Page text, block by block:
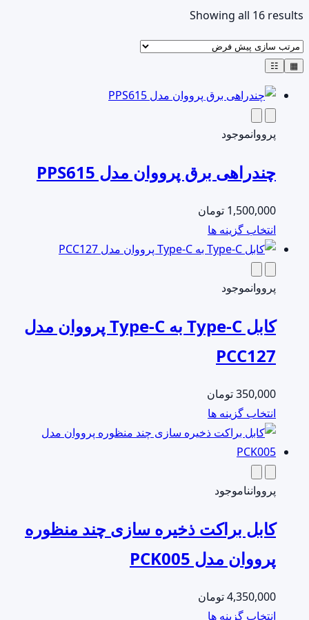
Showing all 16 results
▦
☷
پرووانموجود
چندراهی برق پرووان مدل PPS615
1,500,000 تومان
انتخاب گزینه ها
محصول
می
ممکن
است
در
پرووانموجود
کابل Type-C به Type-C پرووان مدل
PCC127
350,000تومان
انتخاب گزینه ها
محصول
باشد.
گزینه
ها
است
پرووانناموجود
کابل براکت ذخیره سازی چند منظوره
پرووان مدل PCK005
4,350,000تومان
انتخاب گزینه ها